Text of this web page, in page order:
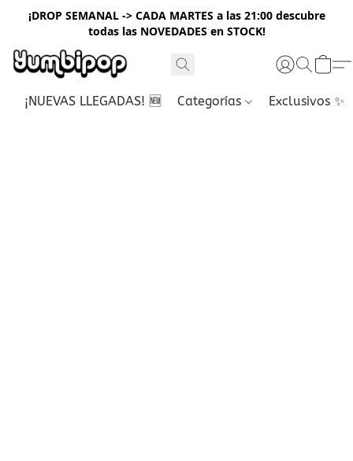
¡DROP SEMANAL -> CADA MARTES a las 21:00 descubre
todas las NOVEDADES en STOCK!
¡NUEVAS LLEGADAS! 🆕 Categorías Exclusivos ✨